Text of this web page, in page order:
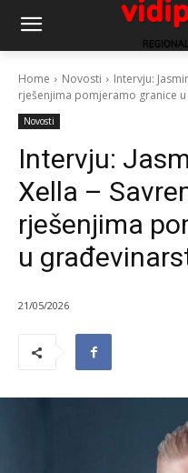
Home Novosti
Intervju:
rješenjima pomjeramo granice
Novosti
Intervju:
Xella –
rješenjima
u
21/05/2026